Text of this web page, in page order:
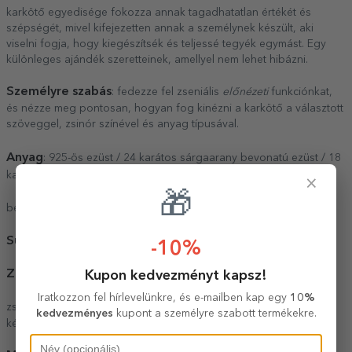
karkötő egyedisége fokozza annak tagadhatatlan értékét és
szépségét, mivel kifejezetten annak a személynek készült, aki
viselni fogja, hogy kiegészítsék és teljessé tegyék egymást. Egy
különleges ajándék szeretteinek, amellyel nem lehet hibázni.
Személyre szabás: fedezze fel zseniális előnézetifunkciónkat,
és nézze meg pontosan, hogyan fog kinézni a karkötő a választott
szöveggel, zsinór színével és anyag típusával.
Anyag: 925-ös ezüst / 24 karátos sárgaarany bevonatú ezüst / 18
karátos rózsaarany
bevonatú ezüst : 14 mm
Súly
Zár
zsinór Csomagolás
: az ékszert elegáns, prémium anyagból
készült fekete borítékban csomagoljuk.
×
🎁
-10%
Kupon kedvezményt kapsz!
Iratkozzon fel hírlevelünkre, és e-mailben kap egy 10%
kedvezményes kupont a személyre szabott termékekre.